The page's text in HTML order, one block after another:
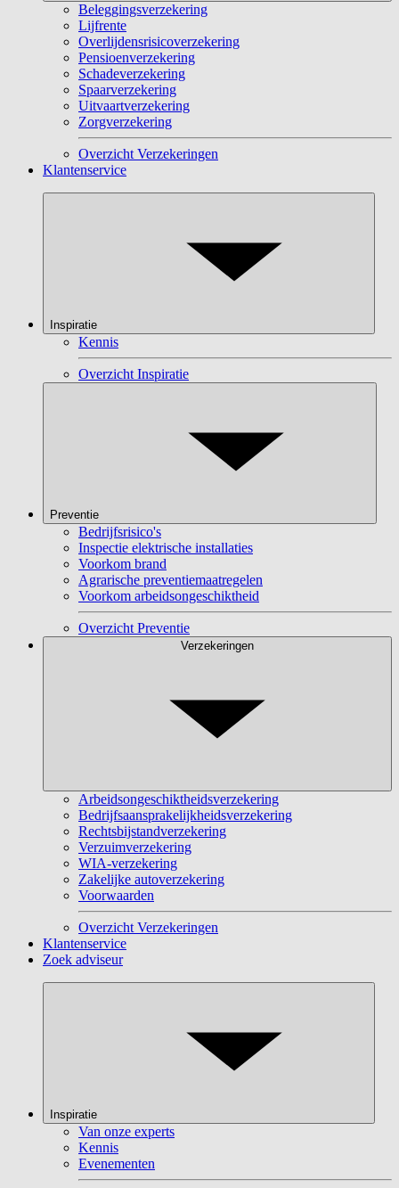
Beleggingsverzekering
Lijfrente
Overlijdensrisicoverzekering
Pensioenverzekering
Schadeverzekering
Spaarverzekering
Uitvaartverzekering
Zorgverzekering
Overzicht Verzekeringen
Klantenservice
Inspiratie
Kennis
Overzicht Inspiratie
Preventie
Bedrijfsrisico's
Inspectie elektrische installaties
Voorkom brand
Agrarische preventiemaatregelen
Voorkom arbeidsongeschiktheid
Overzicht Preventie
Verzekeringen
Arbeidsongeschiktheidsverzekering
Bedrijfsaansprakelijkheidsverzekering
Rechtsbijstandverzekering
Verzuimverzekering
WIA-verzekering
Zakelijke autoverzekering
Voorwaarden
Overzicht Verzekeringen
Klantenservice
Zoek adviseur
Inspiratie
Van onze experts
Kennis
Evenementen